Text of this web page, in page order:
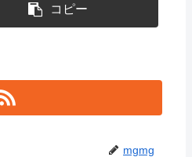
コピー
mgmg